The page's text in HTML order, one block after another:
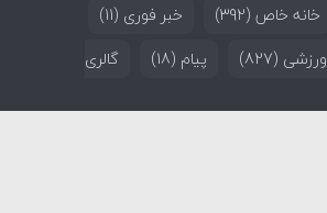
خانه خاص (392) خبر فوری (11)
ورزشی (827) پیام (18)
گالری